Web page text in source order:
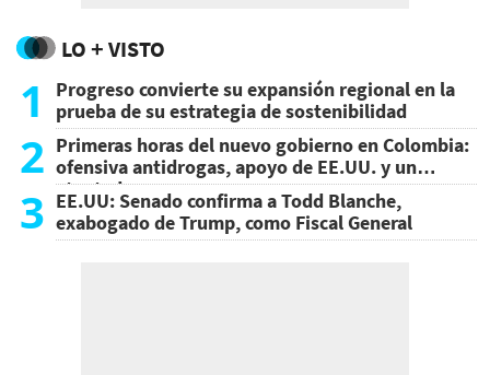
LO + VISTO
1
Progreso convierte su expansión regional en la
prueba de su estrategia de sostenibilidad
2 Primeras horas del nuevo gobierno en Colombia:
ofensiva antidrogas, apoyo de EE.UU. y un
atentado
3 EE.UU: Senado confirma a Todd Blanche,
exabogado de Trump, como Fiscal General